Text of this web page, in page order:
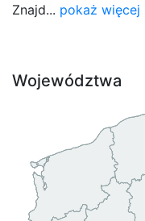
Znajd... pokaż więcej
Województwa